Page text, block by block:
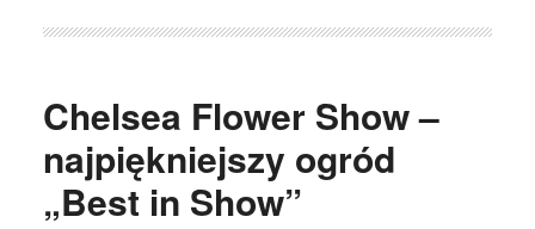
Chelsea Flower Show –
najpiękniejszy ogród
„Best in Show”